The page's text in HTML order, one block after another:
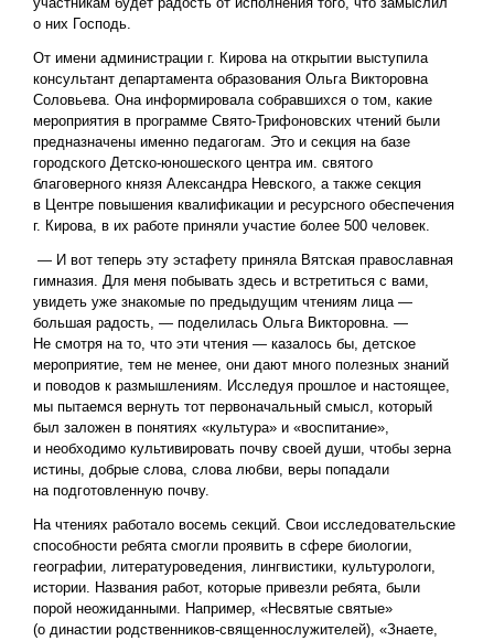
о них Господь.
От имени администрации г. Кирова на открытии выступила
консультант департамента образования Ольга Викторовна
Соловьева. Она информировала собравшихся о том, какие
мероприятия в программе Свято-Трифоновских чтений были
предназначены именно педагогам. Это и секция на базе
городского Детско-юношеского центра им. святого
благоверного князя Александра Невского, а также секция
в Центре повышения квалификации и ресурсного обеспечения
г. Кирова, в их работе приняли участие более 500 человек.
— И вот теперь эту эстафету приняла Вятская православная
гимназия. Для меня побывать здесь и встретиться с вами,
увидеть уже знакомые по предыдущим чтениям лица —
большая радость, — поделилась Ольга Викторовна. —
Не смотря на то, что эти чтения — казалось бы, детское
мероприятие, тем не менее, они дают много полезных знаний
и поводов к размышлениям. Исследуя прошлое и настоящее,
мы пытаемся вернуть тот первоначальный смысл, который
был заложен в понятиях «культура» и «воспитание»,
и необходимо культивировать почву своей души, чтобы зерна
истины, добрые слова, слова любви, веры попадали
на подготовленную почву.
На чтениях работало восемь секций. Свои исследовательские
способности ребята смогли проявить в сфере биологии,
географии, литературоведения, лингвистики, культурологи,
истории. Названия работ, которые привезли ребята, были
порой неожиданными. Например, «Несвятые святые»
(о династии родственников-священнослужителей), «Знаете,